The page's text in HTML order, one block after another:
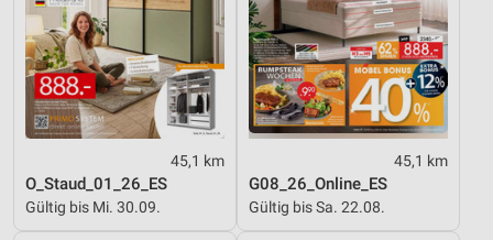
45,1 km
O_Staud_01_26_ES
Gültig bis Mi. 30.09.
45,1 km
G08_26_Online_ES
Gültig bis Sa. 22.08.
Kombinationen von Daten aus verschiedenen
Quellen
Entwicklung und Verbesserung der Angebote
Verwendung reduzierter Daten zur Auswahl von
Inhalten
Verwendung genauer Standortdaten